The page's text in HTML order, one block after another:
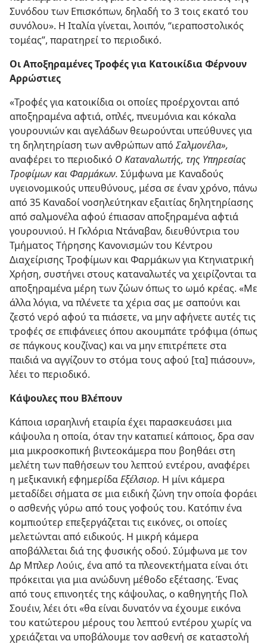
Συνόδου των Επισκόπων, δηλαδή το 3 τοις εκατό του
συνόλου». Η Ιταλία γίνεται, λοιπόν, “ιεραποστολικός
τομέας”, παρατηρεί το περιοδικό.
Οι Αποξηραμένες Τροφές για Κατοικίδια Φέρνουν
Αρρώστιες
«Τροφές για κατοικίδια οι οποίες προέρχονται από
αποξηραμένα αφτιά, οπλές, πνευμόνια και κόκαλα
γουρουνιών και αγελάδων θεωρούνται υπεύθυνες για
τη δηλητηρίαση των ανθρώπων από Σαλμονέλα»,
αναφέρει το περιοδικό Ο Καταναλωτής, της Υπηρεσίας
Τροφίμων και Φαρμάκων. Σύμφωνα με Καναδούς
υγειονομικούς υπευθύνους, μέσα σε έναν χρόνο, πάνω
από 35 Καναδοί νοσηλεύτηκαν εξαιτίας δηλητηρίασης
από σαλμονέλα αφού έπιασαν αποξηραμένα αφτιά
γουρουνιού. Η Γκλόρια Ντάναβαν, διευθύντρια του
Τμήματος Τήρησης Κανονισμών του Κέντρου
Διαχείρισης Τροφίμων και Φαρμάκων για Κτηνιατρική
Χρήση, συστήνει στους καταναλωτές να χειρίζονται τα
αποξηραμένα μέρη των ζώων όπως το ωμό κρέας. «Με
άλλα λόγια, να πλένετε τα χέρια σας με σαπούνι και
ζεστό νερό αφού τα πιάσετε, να μην αφήνετε αυτές τις
τροφές σε επιφάνειες όπου ακουμπάτε τρόφιμα (όπως
σε πάγκους κουζίνας) και να μην επιτρέπετε στα
παιδιά να αγγίζουν το στόμα τους αφού [τα] πιάσουν»,
λέει το περιοδικό.
Κάψουλες που Βλέπουν
Κάποια ισραηλινή εταιρία έχει παρασκευάσει μια
κάψουλα η οποία, όταν την καταπιεί κάποιος, δρα σαν
μια μικροσκοπική βιντεοκάμερα που βοηθάει στη
μελέτη των παθήσεων του λεπτού εντέρου, αναφέρει
η μεξικανική εφημερίδαΕξέλσιορ. Η μίνι κάμερα
μεταδίδει σήματα σε μια ειδική ζώνη την οποία φοράει
ο ασθενής γύρω από τους γοφούς του. Κατόπιν ένα
κομπιούτερ επεξεργάζεται τις εικόνες, οι οποίες
μελετώνται από ειδικούς. Η μικρή κάμερα
αποβάλλεται διά της φυσικής οδού. Σύμφωνα με τον
Δρ Μπλερ Λούις, ένα από τα πλεονεκτήματα είναι ότι
πρόκειται για μια ανώδυνη μέθοδο εξέτασης. Ένας
από τους επινοητές της κάψουλας, ο καθηγητής Πολ
Σουέιν, λέει ότι «θα είναι δυνατόν να έχουμε εικόνα
του κατώτερου μέρους του λεπτού εντέρου χωρίς να
χρειάζεται να υποβάλουμε τον ασθενή σε καταστολή​